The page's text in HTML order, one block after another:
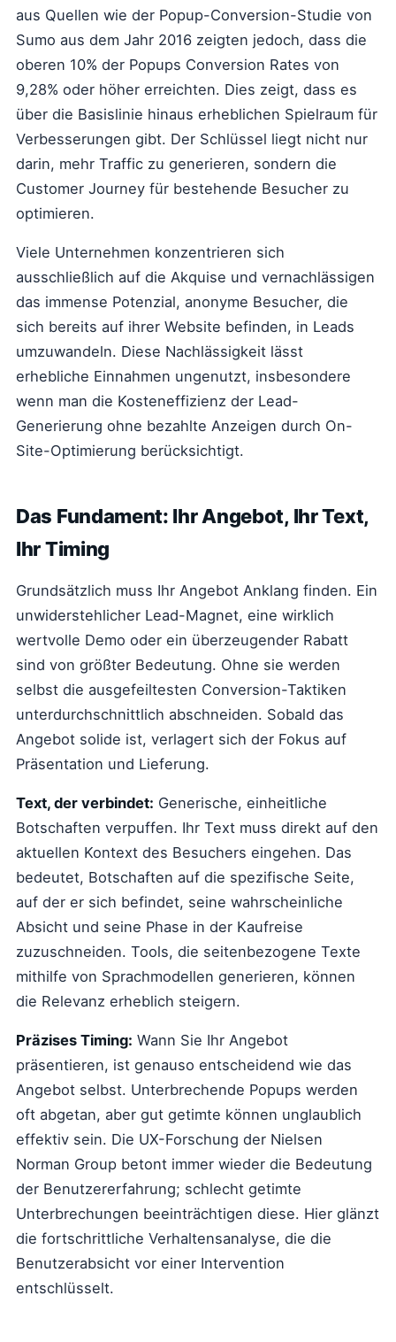
aus Quellen wie der Popup-Conversion-Studie von
Sumo aus dem Jahr 2016 zeigten jedoch, dass die
oberen 10% der Popups Conversion Rates von
9,28% oder höher erreichten. Dies zeigt, dass es
über die Basislinie hinaus erheblichen Spielraum für
Verbesserungen gibt. Der Schlüssel liegt nicht nur
darin, mehr Traffic zu generieren, sondern die
Customer Journey für bestehende Besucher zu
optimieren.
Viele Unternehmen konzentrieren sich
ausschließlich auf die Akquise und vernachlässigen
das immense Potenzial, anonyme Besucher, die
sich bereits auf ihrer Website befinden, in Leads
umzuwandeln. Diese Nachlässigkeit lässt
erhebliche Einnahmen ungenutzt, insbesondere
wenn man die Kosteneffizienz der Lead-
Generierung ohne bezahlte Anzeigen durch On-
Site-Optimierung berücksichtigt.
Das Fundament: Ihr Angebot, Ihr Text,
Ihr Timing
Grundsätzlich muss Ihr Angebot Anklang finden. Ein
unwiderstehlicher Lead-Magnet, eine wirklich
wertvolle Demo oder ein überzeugender Rabatt
sind von größter Bedeutung. Ohne sie werden
selbst die ausgefeiltesten Conversion-Taktiken
unterdurchschnittlich abschneiden. Sobald das
Angebot solide ist, verlagert sich der Fokus auf
Präsentation und Lieferung.
Text, der verbindet: Generische, einheitliche
Botschaften verpuffen. Ihr Text muss direkt auf den
aktuellen Kontext des Besuchers eingehen. Das
bedeutet, Botschaften auf die spezifische Seite,
auf der er sich befindet, seine wahrscheinliche
Absicht und seine Phase in der Kaufreise
zuzuschneiden. Tools, die seitenbezogene Texte
mithilfe von Sprachmodellen generieren, können
die Relevanz erheblich steigern.
Präzises Timing: Wann Sie Ihr Angebot
präsentieren, ist genauso entscheidend wie das
Angebot selbst. Unterbrechende Popups werden
oft abgetan, aber gut getimte können unglaublich
effektiv sein. Die UX-Forschung der Nielsen
Norman Group betont immer wieder die Bedeutung
der Benutzererfahrung; schlecht getimte
Unterbrechungen beeinträchtigen diese. Hier glänzt
die fortschrittliche Verhaltensanalyse, die die
Benutzerabsicht vor einer Intervention
entschlüsselt.